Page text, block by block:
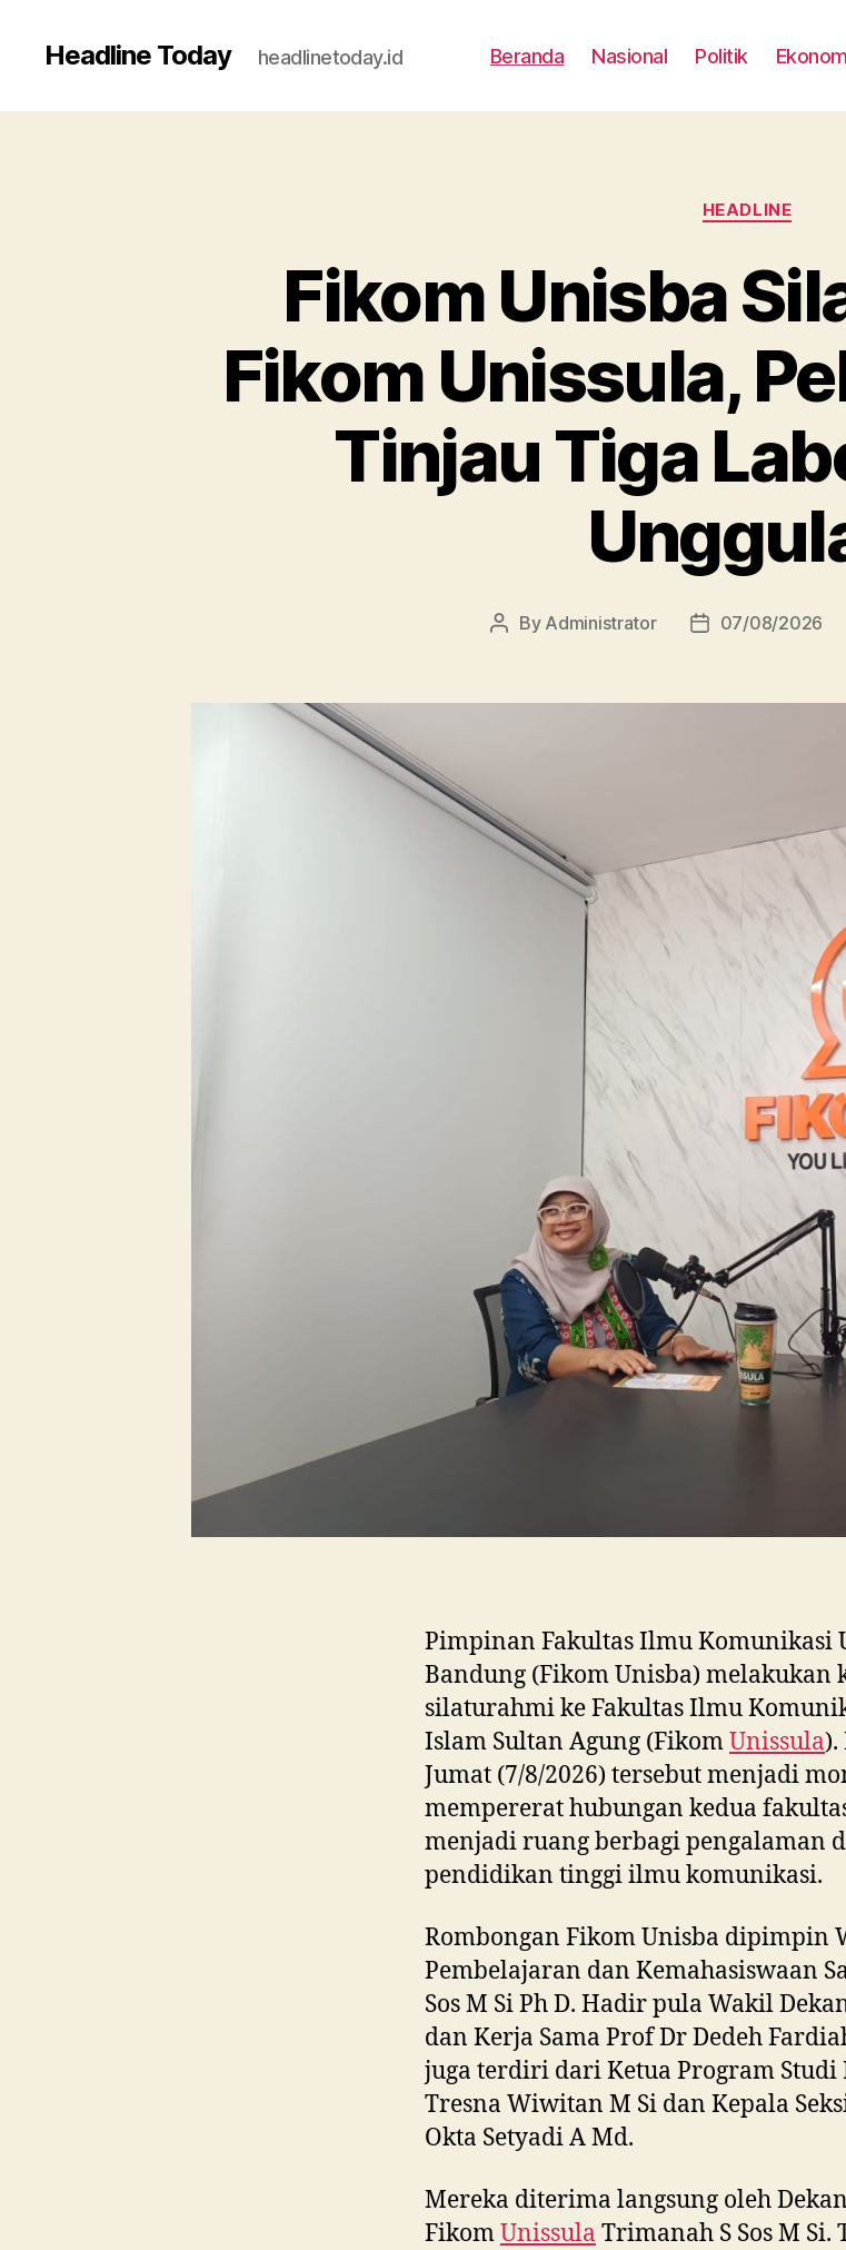
Headline Today headlinetoday.id Beranda Nasional Politik
Categories
HEADLINE
Fikom Unisba
Fikom Unissula,
Tinjau Tiga
Post
By Administrator
Post07/08/2026
Pimpinan Fakultas Ilmu Komunikasi
Bandung (Fikom Unisba) melakukan
silaturahmi ke Fakultas Ilmu
Islam Sultan Agung (FikomUnissula).
Jumat (7/8/2026) tersebut menjadi
mempererat hubungan kedua
menjadi ruang berbagi pengalaman
pendidikan tinggi ilmu komunikasi.
Rombongan Fikom Unisba dipimpin
Pembelajaran dan Kemahasiswaan
Sos M Si Ph D. Hadir pula Wakil
dan Kerja Sama Prof Dr Dedeh
juga terdiri dari Ketua Program
Tresna Wiwitan M Si dan Kepala
Okta Setyadi A Md.
Mereka diterima langsung oleh Dekan
FikomUnissula Trimanah S Sos M